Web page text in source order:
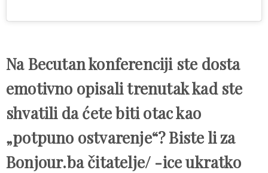
Na Becutan konferenciji ste dosta
emotivno opisali trenutak kad ste
shvatili da ćete biti otac kao
„potpuno ostvarenje“? Biste li za
Bonjour.ba čitatelje/ -ice ukratko